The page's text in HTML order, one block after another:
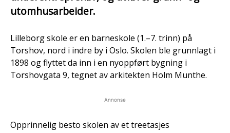
utomhusarbeider.
Lilleborg skole er en barneskole (1.–7. trinn) på
Torshov, nord i indre by i Oslo. Skolen ble grunnlagt i
1898 og flyttet da inn i en nyoppført bygning i
Torshovgata 9, tegnet av arkitekten Holm Munthe.
Annonse
Opprinnelig besto skolen av et treetasjes